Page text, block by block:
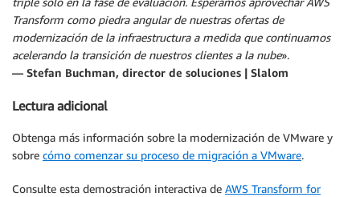
Transform como piedra angular de nuestras ofertas de
modernización de la infraestructura a medida que continuamos
acelerando la transición de nuestros clientes a la nube».
— Stefan Buchman, director de soluciones | Slalom
Lectura adicional
Obtenga más información sobre la modernización de VMware y
sobre cómo comenzar su proceso de migración a VMware.
Consulte esta demostración interactiva de AWS Transform for